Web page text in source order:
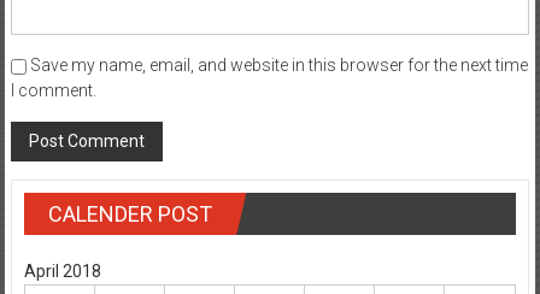
Save my name, email, and website in this browser for the next time
I comment.
CALENDER POST
April 2018